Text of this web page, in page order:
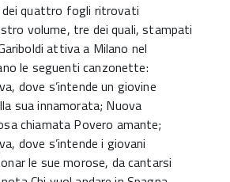
dei quattro fogli ritrovati
volume, tre dei quali, stampati
attiva a Milano nel
le seguenti canzonette:
dove s’intende un giovine
sua innamorata; Nuova
chiamata Povero amante;
dove s’intende i giovani
le sue morose, da cantarsi